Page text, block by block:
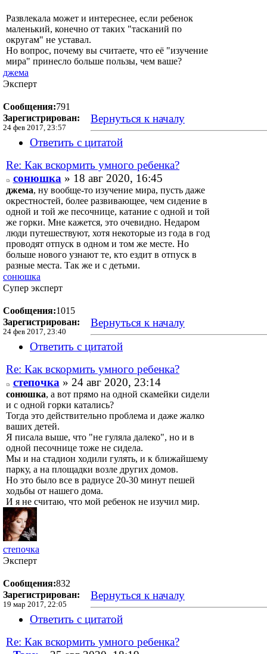
Развлекала может и интереснее, если ребенок
маленький, конечно от таких "тасканий по
округам" не уставал.
Но вопрос, почему вы считаете, что её "изучение
мира" принесло больше пользы, чем ваше?
джема
Эксперт
Сообщения:791
Зарегистрирован:
24 фев 2017, 23:57
Вернуться к началу
Ответить с цитатой
Re: Как вскормить умного ребенка?
сонюшка » 18 авг 2020, 16:45
джема, ну вообще-то изучение мира, пусть даже
окрестностей, более развивающее, чем сидение в
одной и той же песочнице, катание с одной и той
же горки. Мне кажется, это очевидно. Недаром
люди путешествуют, хотя некоторые из года в год
проводят отпуск в одном и том же месте. Но
больше нового узнают те, кто ездит в отпуск в
разные места. Так же и с детьми.
сонюшка
Супер эксперт
Сообщения:1015
Зарегистрирован:
24 фев 2017, 23:40
Вернуться к началу
Ответить с цитатой
Re: Как вскормить умного ребенка?
степочка » 24 авг 2020, 23:14
сонюшка, а вот прямо на одной скамейки сидели
и с одной горки катались?
Тогда это действительно проблема и даже жалко
ваших детей.
Я писала выше, что "не гуляла далеко", но и в
одной песочнице тоже не сидела.
Мы и на стадион ходили гулять, и к ближайшему
парку, а на площадки возле других домов.
Но это было все в радиусе 20-30 минут пешей
ходьбы от нашего дома.
И я не считаю, что мой ребенок не изучил мир.
степочка
Эксперт
Сообщения:832
Зарегистрирован:
19 мар 2017, 22:05
Вернуться к началу
Ответить с цитатой
Re: Как вскормить умного ребенка?